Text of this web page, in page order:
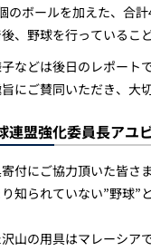
のボールを加えた、合
、野球を行っているこ
などは後日のレポート
にご賛同いただき、大
連盟強化委員長アユ
寄付にご協力頂いた皆さ
知られていない”野球”
山の用具はマレーシア